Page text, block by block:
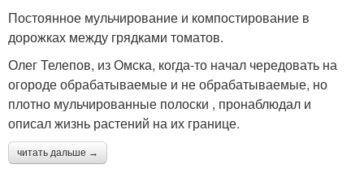
Постоянное мульчирование и компостирование в
дорожках между грядками томатов.
Олег Телепов, из Омска, когда-то начал чередовать на
огороде обрабатываемые и не обрабатываемые, но
плотно мульчированные полоски , пронаблюдал и
описал жизнь растений на их границе.
читать дальше →